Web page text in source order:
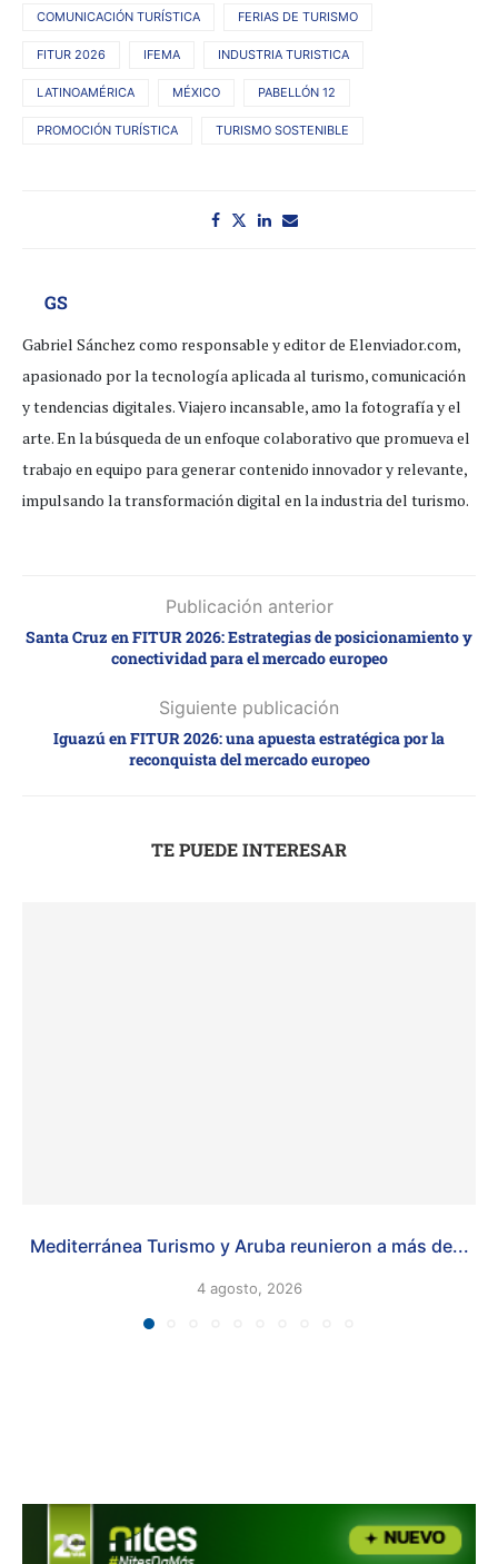
COMUNICACIÓN TURÍSTICA FERIAS DE TURISMO
FITUR 2026 IFEMA INDUSTRIA TURISTICA
LATINOAMÉRICA MÉXICO PABELLÓN 12
PROMOCIÓN TURÍSTICA TURISMO SOSTENIBLE
GS
Gabriel Sánchez como responsable y editor de Elenviador.com,
apasionado por la tecnología aplicada al turismo, comunicación
y tendencias digitales. Viajero incansable, amo la fotografía y el
arte. En la búsqueda de un enfoque colaborativo que promueva el
trabajo en equipo para generar contenido innovador y relevante,
impulsando la transformación digital en la industria del turismo.
Publicación anterior
Santa Cruz en FITUR 2026: Estrategias de posicionamiento y
conectividad para el mercado europeo
Siguiente publicación
Iguazú en FITUR 2026: una apuesta estratégica por la
reconquista del mercado europeo
TE PUEDE INTERESAR
Mediterránea Turismo y Aruba reunieron a más de...
4 agosto, 2026